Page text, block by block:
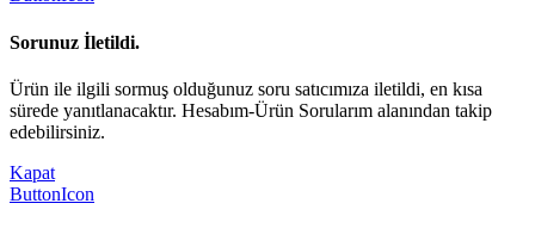
Sorunuz İletildi.
Ürün ile ilgili sormuş olduğunuz soru satıcımıza iletildi, en kısa
sürede yanıtlanacaktır. Hesabım-Ürün Sorularım alanından takip
edebilirsiniz.
Kapat
ButtonIcon